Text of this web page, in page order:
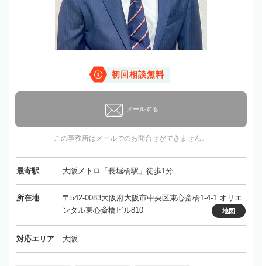
初回相談無料
メールする
この事務所はメールでのお問合せができません。
最寄駅 大阪メトロ「長堀橋駅」徒歩1分
所在地
〒542-0083大阪府大阪市中央区東心斎橋1-4-1 オリエ
ンタル東心斎橋ビル810
地図
対応エリア 大阪